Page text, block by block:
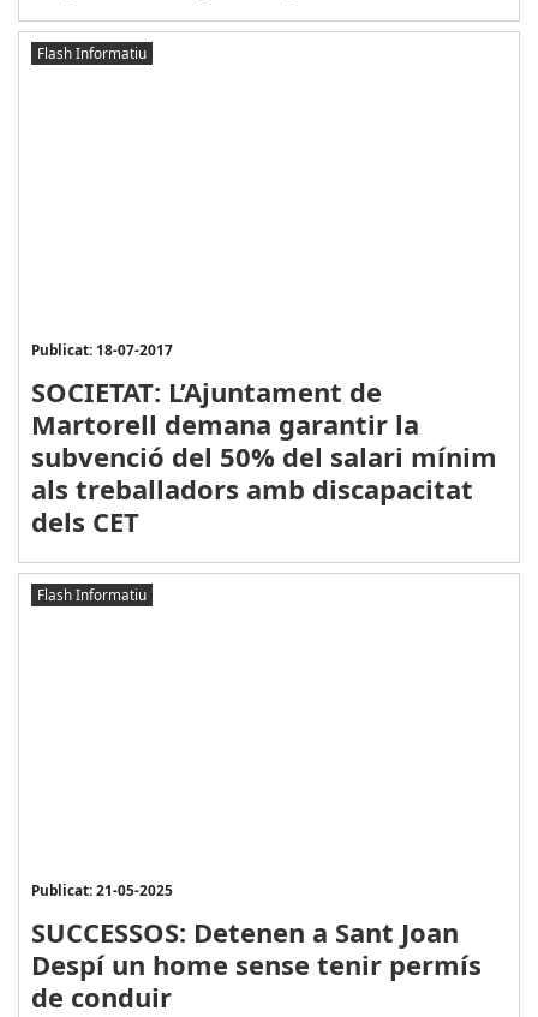
Flash Informatiu
Publicat: 18-07-2017
SOCIETAT: L’Ajuntament de
Martorell demana garantir la
subvenció del 50% del salari mínim
als treballadors amb discapacitat
dels CET
Flash Informatiu
Publicat: 21-05-2025
SUCCESSOS: Detenen a Sant Joan
Despí un home sense tenir permís
de conduir